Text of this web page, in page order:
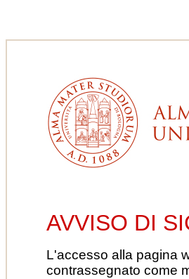
AVVISO DI
L'accesso alla pagina
contrassegnato come